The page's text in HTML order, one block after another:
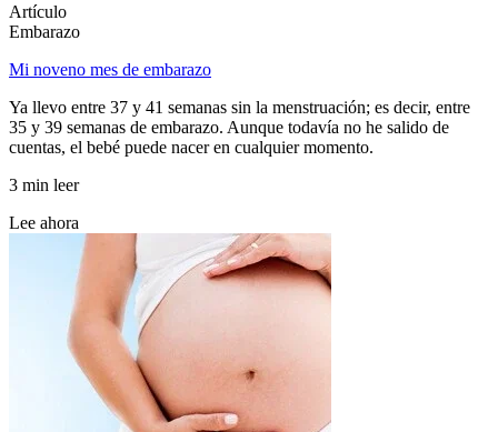
Artículo
Embarazo
Mi noveno mes de embarazo
Ya llevo entre 37 y 41 semanas sin la menstruación; es decir, entre
35 y 39 semanas de embarazo. Aunque todavía no he salido de
cuentas, el bebé puede nacer en cualquier momento.
3 min leer
Lee ahora